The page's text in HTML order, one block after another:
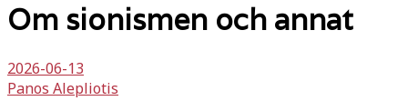
Om sionismen och annat
2026-06-13
Panos Alepliotis